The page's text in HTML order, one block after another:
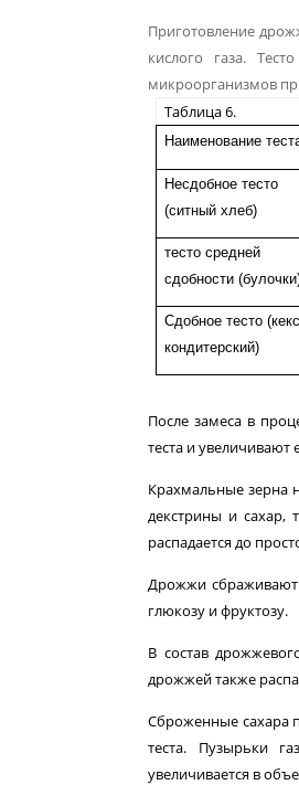
Приготовление
кислого газа.
микроорганизмов
Таблица 6.
Наименование
Несдобное тесто
(ситный хлеб)
тесто средней
сдобности
Сдобное тесто (кекс
кондитерский)
После замеса в
теста и увеличивают
Крахмальные зерна
дек­стрины и сахар,
распадается до
Дрожжи сбраживают
глю­козу и фруктозу.
В состав
дрожжей также
Сброженные сахара
теста. Пузырьки
увеличивается в